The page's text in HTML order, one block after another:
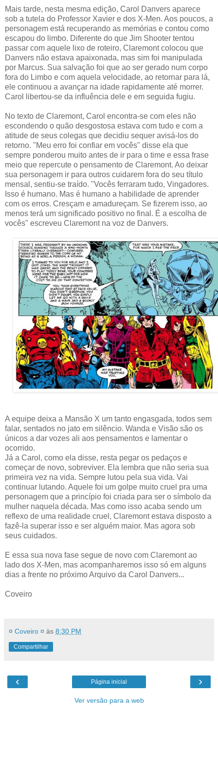
Mais tarde, nesta mesma edição, Carol Danvers aparece
sob a tutela do Professor Xavier e dos X-Men. Aos poucos, a
personagem está recuperando as memórias e contou como
escapou do limbo. Diferente do que Jim Shooter tentou
passar com aquele lixo de roteiro, Claremont colocou que
Danvers não estava apaixonada, mas sim foi manipulada
por Marcus. Sua salvação foi que ao ser gerado num corpo
fora do Limbo e com aquela velocidade, ao retornar para lá,
ele continuou a avançar na idade rapidamente até morrer.
Carol libertou-se da influência dele e em seguida fugiu.
No texto de Claremont, Carol encontra-se com eles não
escondendo o quão desgostosa estava com tudo e com a
atitude de seus colegas que decidiu sequer avisá-los do
retorno. "Meu erro foi confiar em vocês" disse ela que
sempre ponderou muito antes de ir para o time e essa frase
meio que repercute o pensamento de Claremont. Ao deixar
sua personagem ir para outros cuidarem fora do seu título
mensal, sentiu-se traído. "Vocês ferraram tudo, Vingadores.
Isso é humano. Mas é humano a habilidade de aprender
com os erros. Cresçam e amadureçam. Se fizerem isso, ao
menos terá um significado positivo no final. É a escolha de
vocês" escreveu Claremont na voz de Danvers.
A equipe deixa a Mansão X um tanto engasgada, todos sem
falar, sentados no jato em silêncio. Wanda e Visão são os
únicos a dar vozes ali aos pensamentos e lamentar o
ocorrido.
Já a Carol, como ela disse, resta pegar os pedaços e
começar de novo, sobreviver. Ela lembra que não seria sua
primeira vez na vida. Sempre lutou pela sua vida. Vai
continuar lutando. Aquele foi um golpe muito cruel pra uma
personagem que a princípio foi criada para ser o símbolo da
mulher naquela década. Mas como isso acaba sendo um
reflexo de uma realidade cruel, Claremont estava disposto a
fazê-la superar isso e ser alguém maior. Mas agora sob
seus cuidados.
E essa sua nova fase segue de novo com Claremont ao
lado dos X-Men, mas acompanharemos isso só em alguns
dias a frente no próximo Arquivo da Carol Danvers...
Coveiro
¤ Coveiro ¤ às 8:30 PM
Compartilhar
‹ ›
Página inicial
Ver versão para a web